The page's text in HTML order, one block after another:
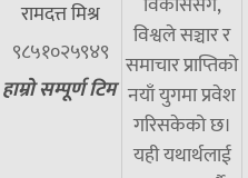
रामदत्त मिश्र
९८५१०२५९४९
हाम्रो सम्पूर्ण टिम
विश्वले सञ्चार र
समाचार प्राप्तिको
नयाँ युगमा प्रवेश
गरिसकेको छ।
यही यथार्थलाई